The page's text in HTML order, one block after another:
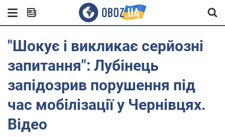
"Шокує і викликає серйозні
запитання": Лубінець
запідозрив порушення під
час мобілізації у Чернівцях.
Відео